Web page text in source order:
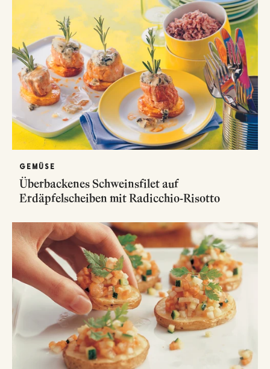
GEMÜSE
Überbackenes Schweinsfilet auf
Erdäpfelscheiben mit Radicchio-Risotto